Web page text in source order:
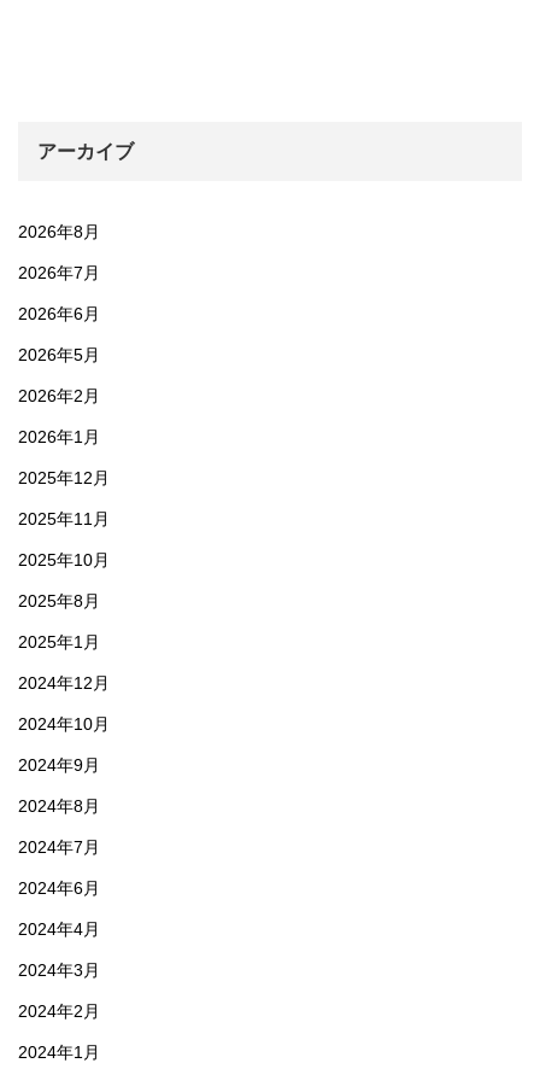
アーカイブ
2026年8月
2026年7月
2026年6月
2026年5月
2026年2月
2026年1月
2025年12月
2025年11月
2025年10月
2025年8月
2025年1月
2024年12月
2024年10月
2024年9月
2024年8月
2024年7月
2024年6月
2024年4月
2024年3月
2024年2月
2024年1月